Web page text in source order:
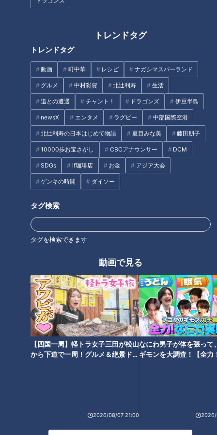
トレンドタグ
トレンドタグ
動画 町中華 レシピ ナガシマスパーランド
グルメ 中村彩賀 北辻利寿 生活
道との遭遇 チャント！ ドラゴンズ 伊豆半島
newsX エンタメ ラグビー 中部国際空港
北辻利寿の日本はじめて物語 夏目みな美 藤田朋子
10000歩お宝さがし CBCアナウンサー DCM
SDGs if珈琲店 お金 アジア大会
ゲンキの時間 ダイソー
タグ検索
タグを検索できます
動画で見る
【四国一周】軽トラ女子三田が松山
から下道で一周！グルメ＆絶景ドラ
2026/08/07 21:00
なにわ男子が体を張って
ギモンを大調査！【全力
2026/
ちウィーク」中のお得なスポッ
生活 チャント！ 寺坂頼我
番組紹介
チャント！
OMATSURIちゃん
身近な生活情報から芸能、どこよりも詳しい天気情報などなど、東
海3県にとことん寄り添う新しい報道・情報番組。毎週月～金曜 午
後3:49～5:50放送（金曜は午後4:50～5:50放送）。
最新話の見逃し配信はこちら
オススメ関連コンテンツ